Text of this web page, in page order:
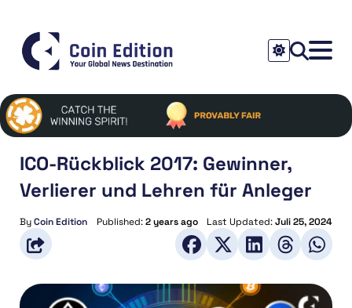
ICO-Rückblick 2017: Gewinner,
Verlierer und Lehren für Anleger
ByCoin Edition Published:2 years ago Last Updated:Juli 25, 2024